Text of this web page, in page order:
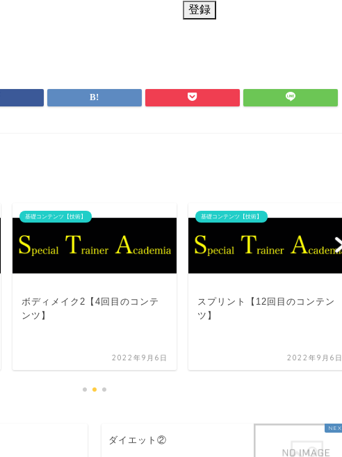
基礎コンテンツ【技術】
ボディメイク2【4回目のコンテ
ンツ】
2022年9月6日
基礎コンテンツ【技術】
スプリント【12回目のコンテン
ツ】
2022年9月6日
ダイエット②